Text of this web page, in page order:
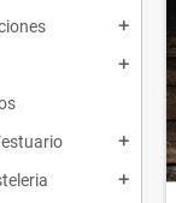
add
add
add
add